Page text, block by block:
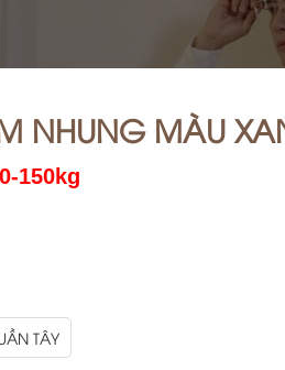
NHUNG MÀU
150kg
TÂY